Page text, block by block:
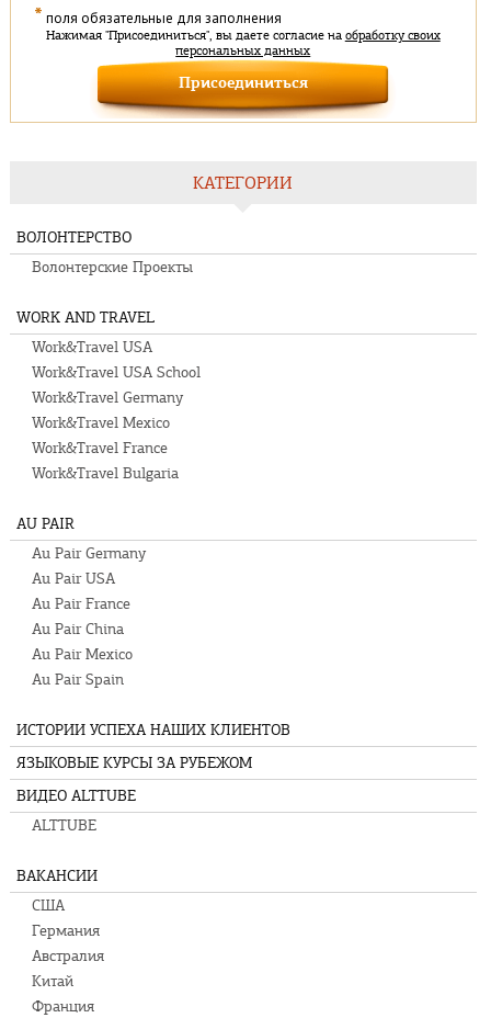
* поля обязательные для заполнения
Нажимая "Присоединиться", вы даете согласие на обработку своих
персональных данных
КАТЕГОРИИ
ВОЛОНТЕРСТВО
Волонтерские Проекты
WORK AND TRAVEL
Work&Travel USA
Work&Travel USA School
Work&Travel Germany
Work&Travel Mexico
Work&Travel France
Work&Travel Bulgaria
AU PAIR
Au Pair Germany
Au Pair USA
Au Pair France
Au Pair China
Au Pair Mexico
Au Pair Spain
ИСТОРИИ УСПЕХА НАШИХ КЛИЕНТОВ
ЯЗЫКОВЫЕ КУРСЫ ЗА РУБЕЖОМ
ВИДЕО ALTTUBE
ALTTUBE
ВАКАНСИИ
США
Германия
Австралия
Китай
Франция